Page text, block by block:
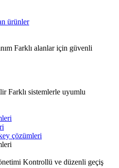
ürünler
Farklı alanlar için güvenli
Farklı sistemlerle uyumlu
çözümleri
Kontrollü ve düzenli geçiş